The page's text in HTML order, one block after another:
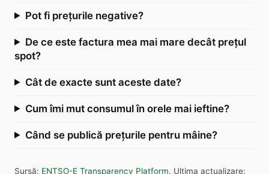
Pot fi prețurile negative?
De ce este factura mea mai mare decât prețul
spot?
Cât de exacte sunt aceste date?
Cum îmi mut consumul în orele mai ieftine?
Când se publică prețurile pentru mâine?
Sursă: ENTSO-E Transparency Platform. Ultima actualizare: